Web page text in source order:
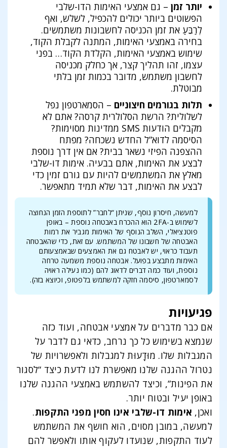
יותר זמן – גם אמצעי האימות הדו-שלבי
הפשוטים ביותר יכולים להכפיל, לשלש, ואף
לְרַבֵּעַ את זמן הכניסה לחשבונות משתמשים.
בחירה באמצעי האימות, המתנה לקבלת הקוד,
שימוש באמצעי האימות, הקלדת הקוד… בפני
עצמו, זהו תהליך קצר, אך כחלק מכניסה
לחשבון משתמש, מדובר בכמות זמן בלתי
מבוטלת.
תלות בגורמים חיצוניים – הסמארטפון נפל
לשלולית? הרשת הסלולרית קרסה? אתם לא
מקבלים הודעות SMS ממדינות מסוימות?
הסיסמה לדוא”ל החדש נשכחה? מפתח
ההצפנה הפיזי נשאר בבית? אם אין דרך נוספת
לבצע את האימות, אתם בבעיה. אימות דו-שלבי
מאלץ את המשתמשים להיות עם גורם זמין כדי
לבצע את האימות, דבר שלא תמיד מתאפשר.
למעשה, חיסרון נוסף, שניתן “לחבר” לתוספת הזמן הנחוצה
לשימוש ב-2FA הוא ההכרח באבטחה נוספת – באופן
פוטנציאלי, השלב הנוסף של האימות מגביר את רמות
האבטחה של חשבונו של המשתמש. עם זאת, כדי שהאבטחה
תעבוד כראוי, יש לאבטח גם את האמצעים שבאמצעותם
האימות מתבצע בפועל. אבטחה נוספת משמעה טרחה
נוספת, ועוד כמה דברים לדאוג להם (כמו נעילה ראויה
לסמארטפון, סיסמה חזקה למשתמש בלפטופ, וכיוצא בזה).
פגיעויות
אם כבר מדברים על אמצעי אבטחה, ועוד כזה
שנמצא בשימוש כל כך נרחב, כדאי גם לדבר על
המגבלות שלו. מוּדָעוּת למגבלות ולאפשרויות של
נטרול ההגנה שלנו מאפשרת לנו לדעת כיצד “לסגור
את הפינות”, וכיצד להשתמש באמצעי ההגנה שלנו
באופן יעיל ובטוח יותר.
ואכן, אימות דו-שלבי אינו חסין מפני התקפות.
למעשה, במובן מסוים, הוא חושף את המשתמש
לעוד התקפות, שנועדו לעקוף אותו ולאפשר להם